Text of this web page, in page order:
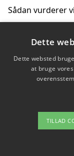
Sådan vurderer
Sådan får du
Om
Dette
Dette websted
at bruge
TILLAD